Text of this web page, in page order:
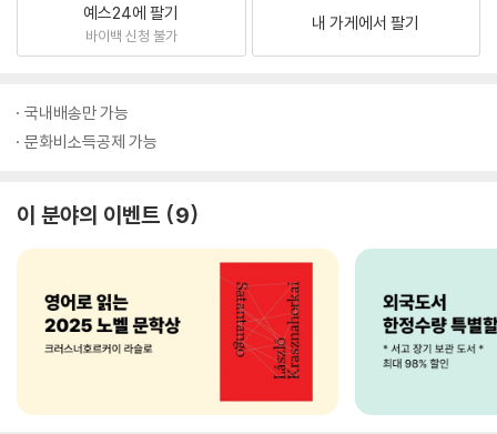
예스24에 팔기
바이백 신청 불가
내 가게에서 팔기
국내배송만 가능
문화비소득공제 가능
이 분야의 이벤트 9